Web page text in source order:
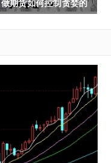
做期货如何控制贪婪的